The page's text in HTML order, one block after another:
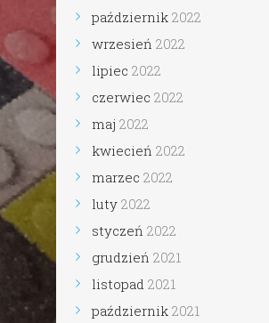
październik2022
wrzesień2022
lipiec2022
czerwiec2022
maj2022
kwiecień2022
marzec2022
luty2022
styczeń2022
grudzień2021
listopad2021
październik2021